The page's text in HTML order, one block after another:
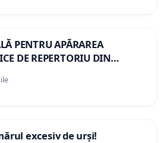
PENTRU APĂRAREA
DE REPERTORIU DIN
excesiv de urși!